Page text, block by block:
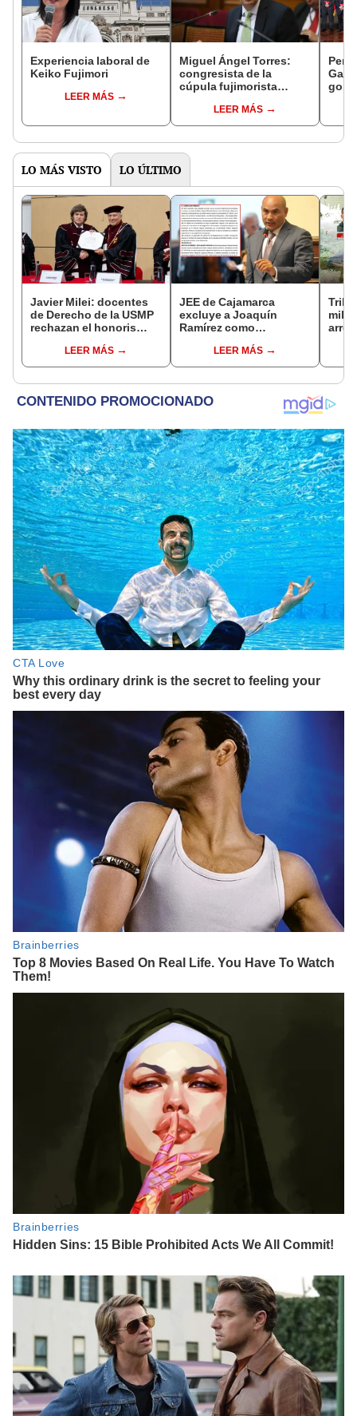
Experiencia laboral de
Keiko Fujimori
LEER MÁS
Miguel Ángel Torres:
congresista de la
cúpula fujimorista
del SenadoLEER MÁS
LO MÁS VISTO LO ÚLTIMO
Javier Milei: docentes
de Derecho de la USMP
rechazan el honoris
presidente de Argentina
LEER MÁS
JEE de Cajamarca
excluye a Joaquín
Ramírez como
regional por ocultar
sentencia
LEER MÁS